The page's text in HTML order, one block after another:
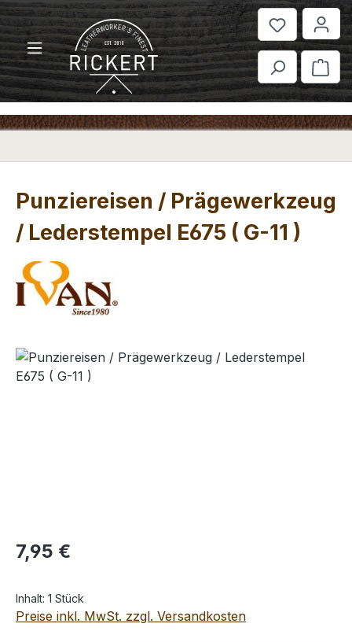
Zum Hauptinhalt springen
Punziereisen / Prägewerkzeug
/ Lederstempel E675 ( G-11 )
Bildergalerie überspringen
Regulärer Preis:
7,95 €
Inhalt: 1 Stück
Preise inkl. MwSt. zzgl. Versandkosten